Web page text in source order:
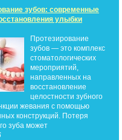
зубов: современные
улыбки
Протезирование
зубов — это комплекс
стоматологических
мероприятий,
направленных на
восстановление
целостности зубного
жевания с помощью
конструкций. Потеря
зуба может